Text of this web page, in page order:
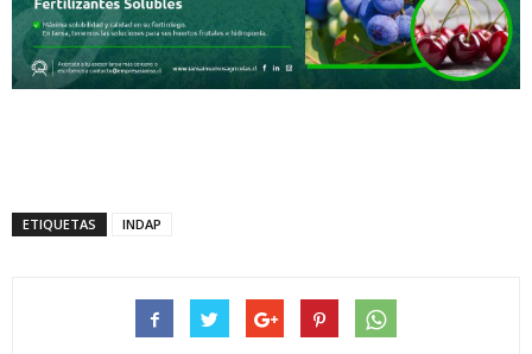
ETIQUETAS INDAP